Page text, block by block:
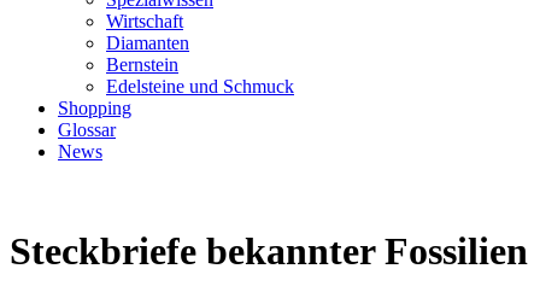
Wirtschaft
Diamanten
Bernstein
Edelsteine und Schmuck
Shopping
Glossar
News
Steckbriefe bekannter Fossilien